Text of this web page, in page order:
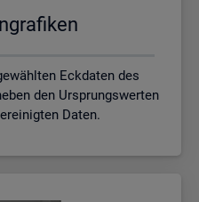
Eckdaten des
den Ursprungswerten
Daten.